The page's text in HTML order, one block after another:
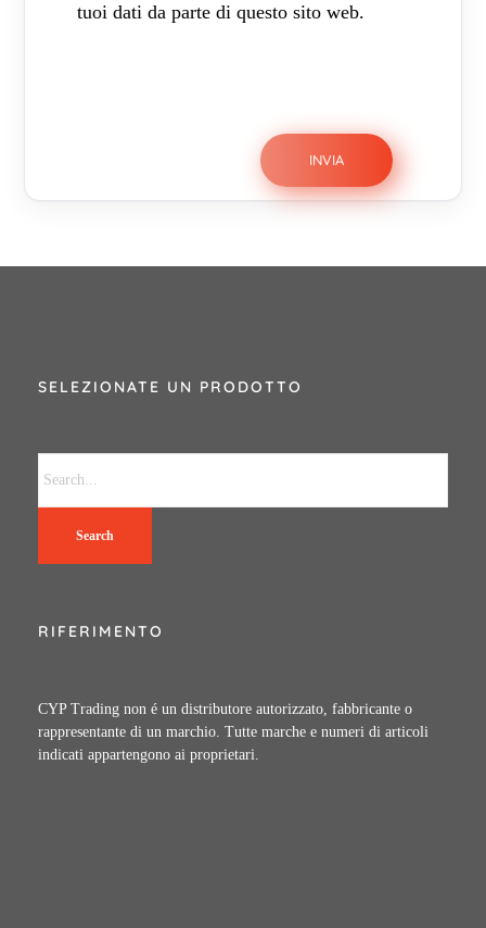
tuoi dati da parte di questo sito web.
SELEZIONATE UN PRODOTTO
Search
RIFERIMENTO
CYP Trading non é un distributore autorizzato, fabbricante o
rappresentante di un marchio. Tutte marche e numeri di articoli
indicati appartengono ai proprietari.